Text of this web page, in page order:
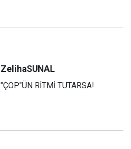
ZelihaSUNAL
"ÇÖP"ÜN RİTMİ TUTARSA!